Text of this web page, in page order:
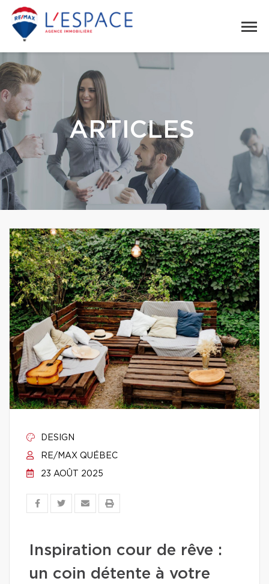
ARTICLES
DESIGN
RE/MAX QUÉBEC
23 AOÛT 2025
Inspiration cour de rêve :
un coin détente à votre